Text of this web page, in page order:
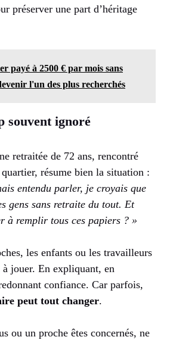
préserver une part d’héritage
payé à 2500 € par mois sans
l'un des plus recherchés
souvent ignoré
retraitée de 72 ans, rencontré
résume bien la situation :
entendu parler, je croyais que
gens sans retraite du tout. Et
à remplir tous ces papiers ? »
les enfants ou les travailleurs
jouer. En expliquant, en
confiance. Car parfois,
peut tout changer.
ou un proche êtes concernés, ne